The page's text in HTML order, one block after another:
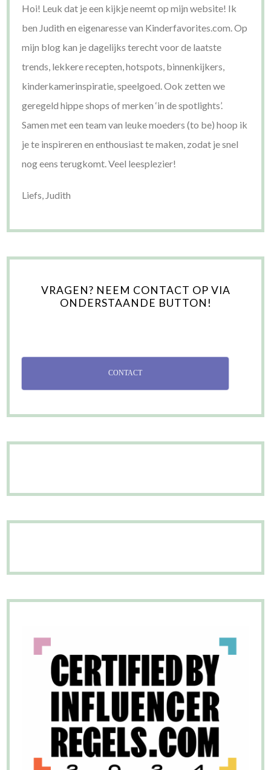
Hoi! Leuk dat je een kijkje neemt op mijn website! Ik
ben Judith en eigenaresse van Kinderfavorites.com. Op
mijn blog kan je dagelijks terecht voor de laatste
trends, lekkere recepten, hotspots, binnenkijkers,
kinderkamerinspiratie, speelgoed. Ook zetten we
geregeld hippe shops of merken ‘in de spotlights’.
Samen met een team van leuke moeders (to be) hoop ik
je te inspireren en enthousiast te maken, zodat je snel
nog eens terugkomt. Veel leesplezier!
Liefs, Judith
VRAGEN? NEEM CONTACT OP VIA
ONDERSTAANDE BUTTON!
CONTACT